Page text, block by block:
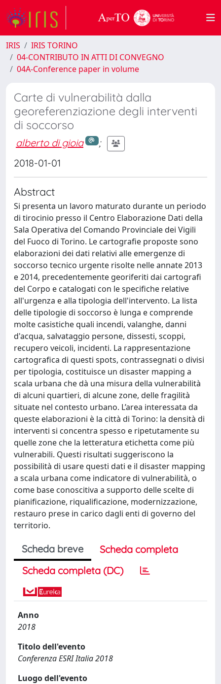
IRIS
IRIS TORINO
04-CONTRIBUTO IN ATTI DI CONVEGNO
04A-Conference paper in volume
Carte di vulnerabilità dalla
georeferenziazione degli interventi
di soccorso
alberto di gioia
;
2018-01-01
Abstract
Si presenta un lavoro maturato durante un periodo
di tirocinio presso il Centro Elaborazione Dati della
Sala Operativa del Comando Provinciale dei Vigili
del Fuoco di Torino. Le cartografie proposte sono
elaborazioni dei dati relativi alle emergenze di
soccorso tecnico urgente risolte nelle annate 2013
e 2014, precedentemente georiferiti dai cartografi
del Corpo e catalogati con le specifiche relative
all'urgenza e alla tipologia dell'intervento. La lista
delle tipologie di soccorso è lunga e comprende
molte casistiche quali incendi, valanghe, danni
d'acqua, salvataggio persone, dissesti, scoppi,
recupero veicoli, incidenti. La rappresentazione
cartografica di questi spots, contrassegnati o divisi
per tipologia, costituisce un disaster mapping a
scala urbana che dà una misura della vulnerabilità
di alcuni quartieri, di alcune zone, delle fragilità
situate nel contesto urbano. L’area interessata da
queste elaborazioni è la città di Torino: la densità di
interventi si concentra spesso e ripetutamente su
quelle zone che la letteratura etichetta come più
vulnerabili. Questi risultati suggeriscono la
possibilità di usare questi dati e il disaster mapping
a scala urbana come indicatore di vulnerabilità, o
come base conoscitiva a supporto delle scelte di
pianificazione, riqualificazione, modernizzazione,
restauro prese in carico dagli enti di governo del
territorio.
Scheda breve
Scheda completa
Scheda completa (DC)
Anno
2018
Titolo dell'evento
Conferenza ESRI Italia 2018
Luogo dell'evento